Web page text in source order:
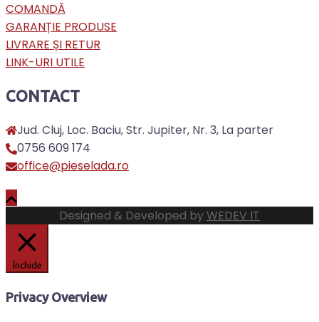
COMANDĂ
GARANȚIE PRODUSE
LIVRARE ȘI RETUR
LINK-URI UTILE
CONTACT
Jud. Cluj, Loc. Baciu, Str. Jupiter, Nr. 3, La parter
0756 609 174
office@pieselada.ro
Designed & Developed byWEDEV IT
Închide
Privacy Overview